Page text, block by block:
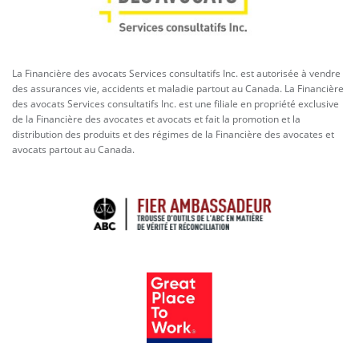
La Financière des avocats Services consultatifs Inc. est autorisée à vendre
des assurances vie, accidents et maladie partout au Canada. La Financière
des avocats Services consultatifs Inc. est une filiale en propriété exclusive
de la Financière des avocates et avocats et fait la promotion et la
distribution des produits et des régimes de la Financière des avocates et
avocats partout au Canada.